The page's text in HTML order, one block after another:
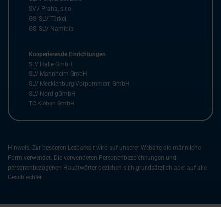
SVV Praha, s.r.o.
GSI SLV Türkei
GSI SLV Namibia
Kooperierende Einrichtungen
SLV Halle GmbH
SLV Mannheim GmbH
SLV Mecklenburg-Vorpommern GmbH
SLV Nord gGmbH
TC Kleben GmbH
Hinweis: Zur besseren Lesbarkeit wird auf unserer Website die männliche
Form verwendet. Die verwendeten Personenbezeichnungen und
personenbezogenen Hauptwörter beziehen sich grundsätzlich aber auf alle
Geschlechter.